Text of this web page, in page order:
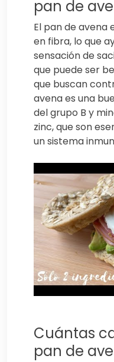
pan de
El pan de avena
en fibra, lo que
sensación de
que puede ser
que buscan
avena es una
del grupo B y
zinc, que son
un sistema
Cuántas
pan de